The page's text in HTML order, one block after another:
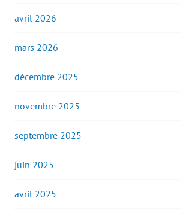
avril 2026
mars 2026
décembre 2025
novembre 2025
septembre 2025
juin 2025
avril 2025